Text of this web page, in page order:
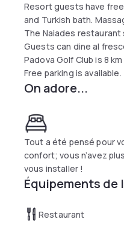
Resort guests have
and Turkish bath.
The Naiades
Guests can dine al
Padova Golf Club is 8
Free parking is available.
On adore...
Tout a été pensé pour
confort; vous n’avez
vous installer !
Équipements de
Restaurant